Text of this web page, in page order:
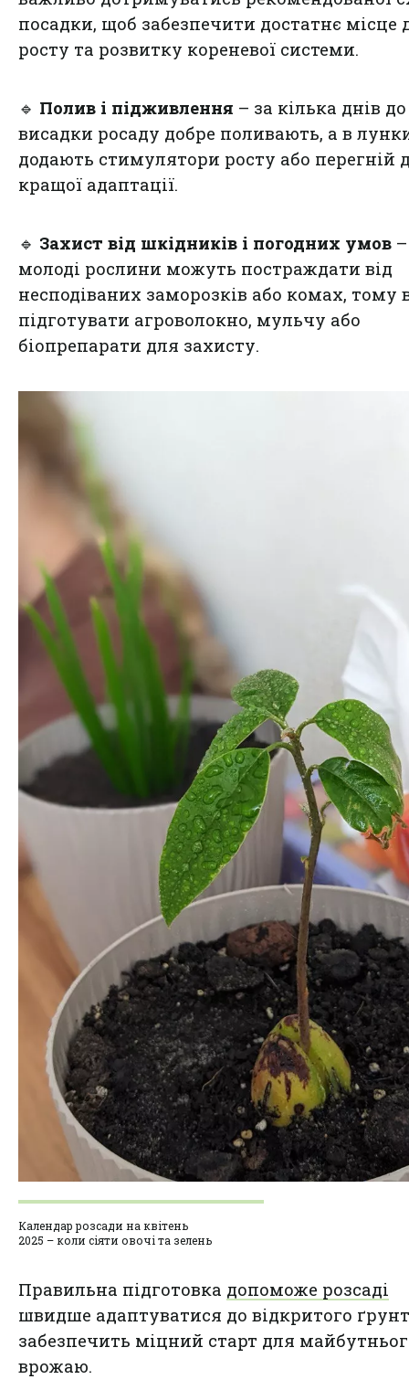
посадки, щоб забезпечити достатнє місце
росту та розвитку кореневої системи.
🔹 Полив і підживлення – за кілька днів до
висадки росаду добре поливають, а в
додають стимулятори росту або перегній
кращої адаптації.
🔹 Захист від шкідників і погодних умов –
молоді рослини можуть постраждати від
несподіваних заморозків або комах, тому
підготувати агроволокно, мульчу або
біопрепарати для захисту.
Календар розсади на квітень
2025 – коли сіяти овочі та зелень
Правильна підготовка допоможе розсаді
швидше адаптуватися до відкритого
забезпечить міцний старт для
врожаю.